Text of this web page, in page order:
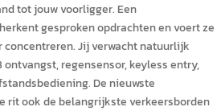
tot jouw voorligger. Een
gesproken opdrachten en voert ze
Jij verwacht natuurlijk
regensensor, keyless entry,
De nieuwste
rit ook de belangrijkste verkeersborden